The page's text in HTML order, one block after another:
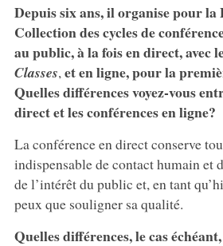
Depuis six ans, il organise pour la
Collection des cycles de
au public, à la fois en direct, avec
Classes,et en ligne, pour la
Quelles différences voyez-vous
direct et les conférences en ligne?
La conférence en direct conserve
indispensable de contact humain et
de l’intérêt du public et, en tant
peux que souligner sa qualité.
Quelles différences, le cas